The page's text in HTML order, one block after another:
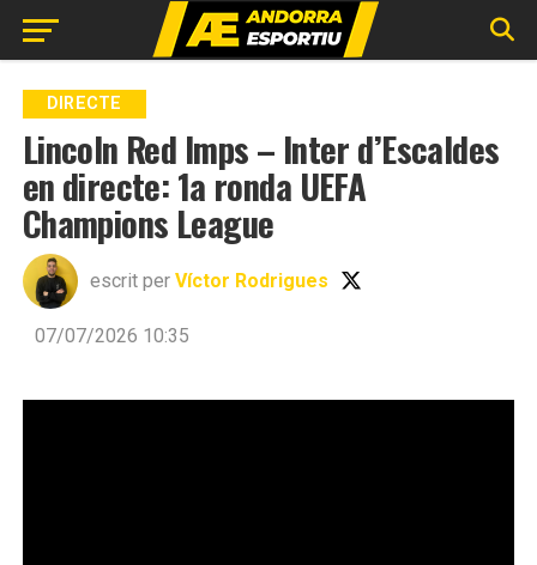
DIRECTE
Lincoln Red Imps – Inter d’Escaldes
en directe: 1a ronda UEFA
Champions League
escrit per Víctor Rodrigues
07/07/2026 10:35